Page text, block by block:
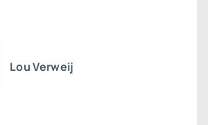
Lou Verweij